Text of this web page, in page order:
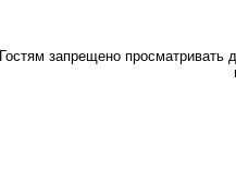
Гостям запрещено просматривать